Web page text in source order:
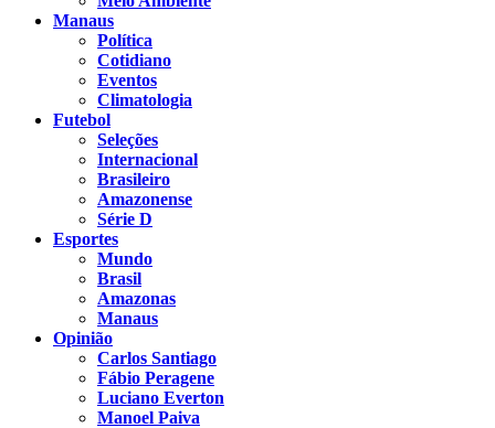
Manaus
Política
Cotidiano
Eventos
Climatologia
Futebol
Seleções
Internacional
Brasileiro
Amazonense
Série D
Esportes
Mundo
Brasil
Amazonas
Manaus
Opinião
Carlos Santiago
Fábio Peragene
Luciano Everton
Manoel Paiva